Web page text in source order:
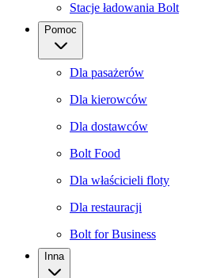
Stacje ładowania Bolt
Pomoc
Dla pasażerów
Dla kierowców
Dla dostawców
Bolt Food
Dla właścicieli floty
Dla restauracji
Bolt for Business
Inna